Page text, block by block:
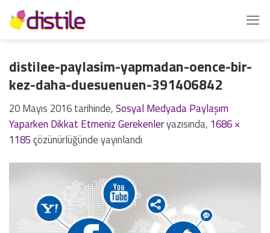
İçeriğe
atla
distilee-paylasim-yapmadan-oence-bir-
kez-daha-duesuenuen-391406842
20 Mayıs 2016tarihinde,Sosyal Medyada Paylaşım
Yaparken Dikkat Etmeniz Gerekenleryazısında, 1686 ×
1185çözünürlüğünde yayınlandı